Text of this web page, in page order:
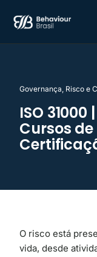
Governança, Risco e
ISO
Cursos
O risco está
vida, desde